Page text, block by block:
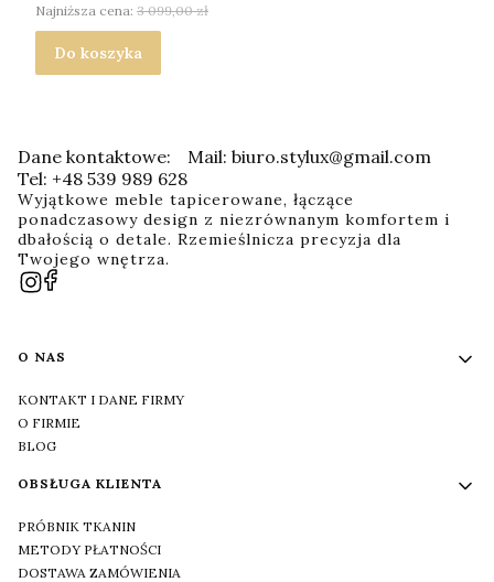
Najniższa cena: 3 099,00 zł
Do koszyka
Dane kontaktowe:
Tel: +48 539 989 628
Mail: biuro.stylux@gmail.com
Wyjątkowe meble tapicerowane, łączące
ponadczasowy design z niezrównanym komfortem i
dbałością o detale. Rzemieślnicza precyzja dla
Twojego wnętrza.
Linki w stopce
O NAS
KONTAKT I DANE FIRMY
O FIRMIE
BLOG
OBSŁUGA KLIENTA
PRÓBNIK TKANIN
METODY PŁATNOŚCI
DOSTAWA ZAMÓWIENIA